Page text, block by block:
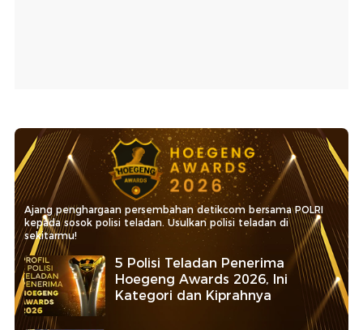
Ajang penghargaan persembahan detikcom bersama POLRI
kepada sosok polisi teladan. Usulkan polisi teladan di
sekitarmu!
5 Polisi Teladan Penerima
Hoegeng Awards 2026, Ini
Kategori dan Kiprahnya